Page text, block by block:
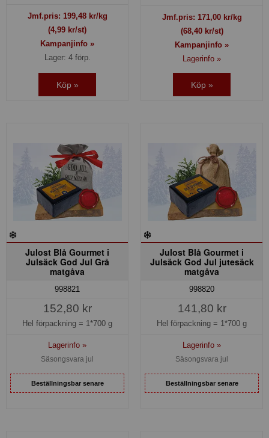
Jmf.pris: 199,48kr/kg
(4,99 kr/st)
Kampanjinfo »
Lager: 4 förp.
Köp »
Jmf.pris: 171,00kr/kg
(68,40 kr/st)
Kampanjinfo »
Lagerinfo »
Köp »
Julost Blå Gourmet i
Julsäck God Jul Grå
matgåva
998821
152,80 kr
Hel förpackning = 1*700 g
Lagerinfo »
Säsongsvara jul
Beställningsbar senare
Julost Blå Gourmet i
Julsäck God Jul jutesäck
matgåva
998820
141,80 kr
Hel förpackning = 1*700 g
Lagerinfo »
Säsongsvara jul
Beställningsbar senare